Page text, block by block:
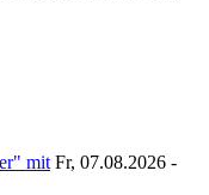
mit Fr, 07.08.2026 -